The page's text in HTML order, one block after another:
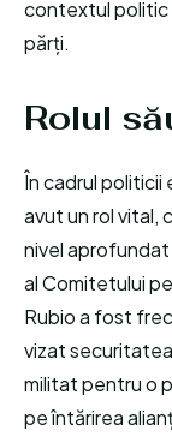
contextul politic
părți.
Rolul
În cadrul politicii
avut un rol vital,
nivel
al Comitetului
Rubio a fost
vizat
militat pentru o
pe întărirea